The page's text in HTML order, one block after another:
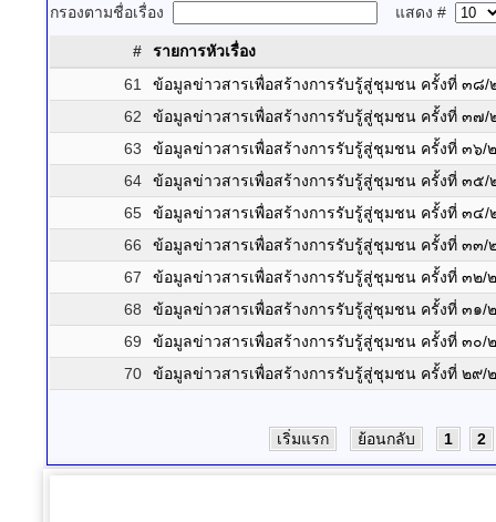
กรองตามชื่อเรื่อง แสดง #
#
รายการหัวเรื่อง
61
ข้อมูลข่าวสารเพื่อสร้างการรับรู้สู่ชุมชน ครั้งที่ ๓๘
62
ข้อมูลข่าวสารเพื่อสร้างการรับรู้สู่ชุมชน ครั้งที่ ๓๗
63
ข้อมูลข่าวสารเพื่อสร้างการรับรู้สู่ชุมชน ครั้งที่ ๓๖/
64
ข้อมูลข่าวสารเพื่อสร้างการรับรู้สู่ชุมชน ครั้งที่ ๓๕
65
ข้อมูลข่าวสารเพื่อสร้างการรับรู้สู่ชุมชน ครั้งที่ ๓๔
66
ข้อมูลข่าวสารเพื่อสร้างการรับรู้สู่ชุมชน ครั้งที่ ๓๓/
67
ข้อมูลข่าวสารเพื่อสร้างการรับรู้สู่ชุมชน ครั้งที่ ๓๒/
68
ข้อมูลข่าวสารเพื่อสร้างการรับรู้สู่ชุมชน ครั้งที่ ๓๑/
69
ข้อมูลข่าวสารเพื่อสร้างการรับรู้สู่ชุมชน ครั้งที่ ๓๐/
70
ข้อมูลข่าวสารเพื่อสร้างการรับรู้สู่ชุมชน ครั้งที่ ๒๙/
เริ่มแรก ย้อนกลับ 1 2